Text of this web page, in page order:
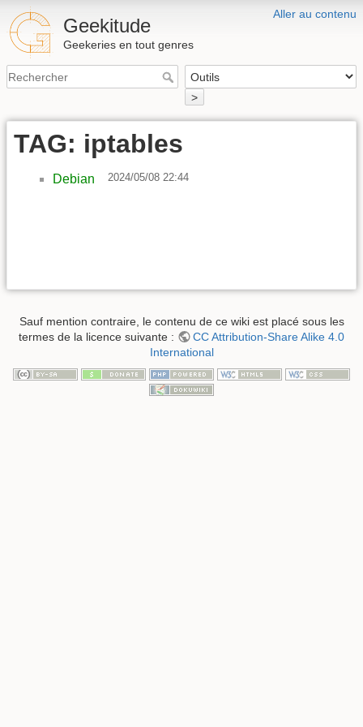
Aller au contenu
Geekitude
Geekeries en tout genres
>
TAG: iptables
Debian 2024/05/08 22:44
Sauf mention contraire, le contenu de ce wiki est placé sous les
termes de la licence suivante :
CC Attribution-Share Alike 4.0
International